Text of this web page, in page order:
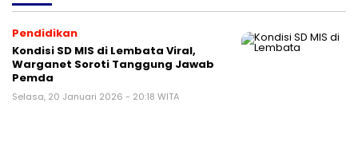
Pendidikan
Kondisi SD MIS di Lembata Viral,
Warganet Soroti Tanggung Jawab
Pemda
Selasa, 20 Januari 2026 - 20:18 WITA